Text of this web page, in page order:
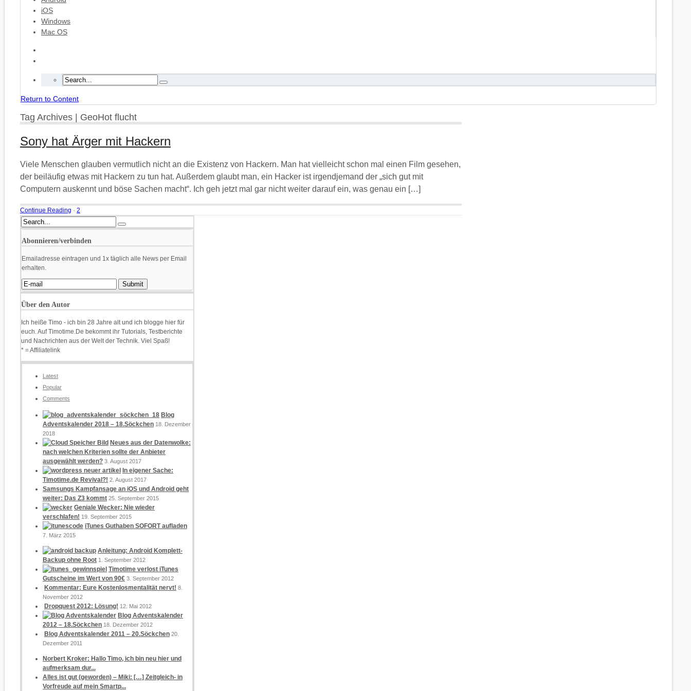
iOS
Windows
Mac OS
Return to Content
Tag Archives | GeoHot flucht
Sony hat Ärger mit Hackern
Viele Menschen glauben vermutlich nicht an die Existenz von Hackern. Man hat vielleicht schon mal einen Film gesehen,
der beiläufig etwas mit Hackern zu tun hat. Außerdem glaubt man, ein Hacker ist irgendjemand der „sich gut mit
Computern auskennt und böse Sachen macht“. Ich geh jetzt mal gar nicht weiter darauf ein, was genau ein […]
Continue Reading · 2
Abonnieren/verbinden
Emailadresse eintragen und 1x täglich alle News per Email
erhalten.
Über den Autor
Ich heiße Timo - ich bin 28 Jahre alt und ich blogge hier für
euch. Auf Timotime.De bekommt ihr Tutorials, Testberichte
und Nachrichten aus der Welt der Technik. Viel Spaß!
* = Affiliatelink
Latest
Popular
Comments
Blog
Adventskalender 2018 – 18.Söckchen 18. Dezember
2018
Neues aus der Datenwolke:
nach welchen Kriterien sollte der Anbieter
ausgewählt werden? 3. August 2017
In eigener Sache:
Timotime.de Revival?! 2. August 2017
Samsungs Kampfansage an iOS und Android geht
weiter: Das Z3 kommt 25. September 2015
Geniale Wecker: Nie wieder
verschlafen! 19. September 2015
iTunes Guthaben SOFORT aufladen
7. März 2015
Anleitung: Android Komplett-
Backup ohne Root 1. September 2012
Timotime verlost iTunes
Gutscheine im Wert von 90€ 3. September 2012
Kommentar: Eure Kostenlosmentalität nervt! 8.
November 2012
Dropquest 2012: Lösung! 12. Mai 2012
Blog Adventskalender
2012 – 18.Söckchen 18. Dezember 2012
Blog Adventskalender 2011 – 20.Söckchen 20.
Dezember 2011
Norbert Kroker: Hallo Timo, ich bin neu hier und
aufmerksam dur...
Alles ist gut (geworden) – Miki: […] Zeitgleich- in
Vorfreude auf mein Smartp...